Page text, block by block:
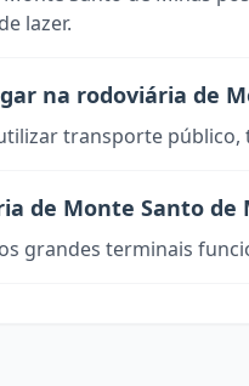
lazer.
na rodoviária de
transporte público,
de Monte Santo de
grandes terminais